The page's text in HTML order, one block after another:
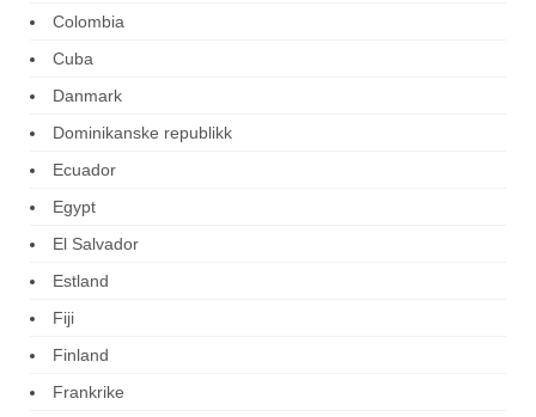
Colombia
Cuba
Danmark
Dominikanske republikk
Ecuador
Egypt
El Salvador
Estland
Fiji
Finland
Frankrike